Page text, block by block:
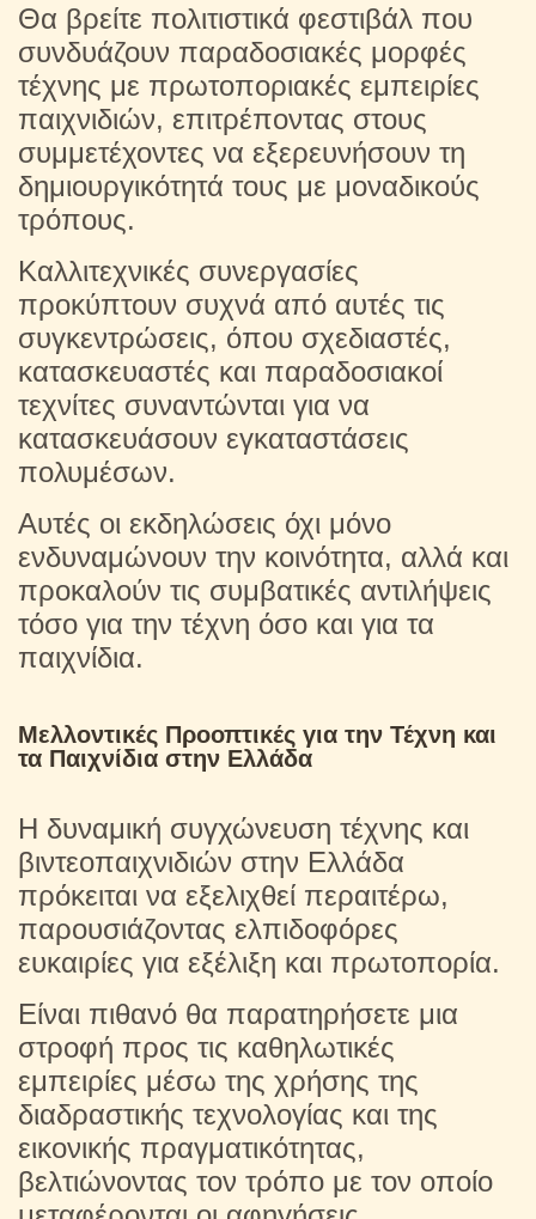
Θα βρείτε πολιτιστικά φεστιβάλ που
συνδυάζουν παραδοσιακές μορφές
τέχνης με πρωτοποριακές εμπειρίες
παιχνιδιών, επιτρέποντας στους
συμμετέχοντες να εξερευνήσουν τη
δημιουργικότητά τους με μοναδικούς
τρόπους.
Καλλιτεχνικές συνεργασίες
προκύπτουν συχνά από αυτές τις
συγκεντρώσεις, όπου σχεδιαστές,
κατασκευαστές και παραδοσιακοί
τεχνίτες συναντώνται για να
κατασκευάσουν εγκαταστάσεις
πολυμέσων.
Αυτές οι εκδηλώσεις όχι μόνο
ενδυναμώνουν την κοινότητα, αλλά και
προκαλούν τις συμβατικές αντιλήψεις
τόσο για την τέχνη όσο και για τα
παιχνίδια.
Μελλοντικές Προοπτικές για την Τέχνη και
τα Παιχνίδια στην Ελλάδα
Η δυναμική συγχώνευση τέχνης και
βιντεοπαιχνιδιών στην Ελλάδα
πρόκειται να εξελιχθεί περαιτέρω,
παρουσιάζοντας ελπιδοφόρες
ευκαιρίες για εξέλιξη και πρωτοπορία.
Είναι πιθανό θα παρατηρήσετε μια
στροφή προς τις καθηλωτικές
εμπειρίες μέσω της χρήσης της
διαδραστικής τεχνολογίας και της
εικονικής πραγματικότητας,
βελτιώνοντας τον τρόπο με τον οποίο